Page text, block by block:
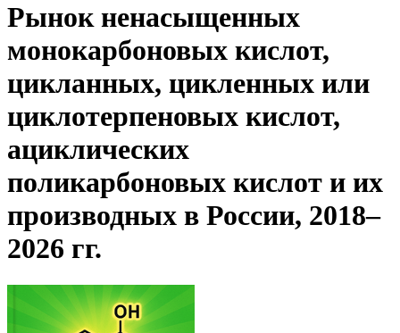
Рынок ненасыщенных
монокарбоновых кислот,
цикланных, цикленных или
циклотерпеновых кислот,
ациклических
поликарбоновых кислот и их
производных в России, 2018–
2026 гг.